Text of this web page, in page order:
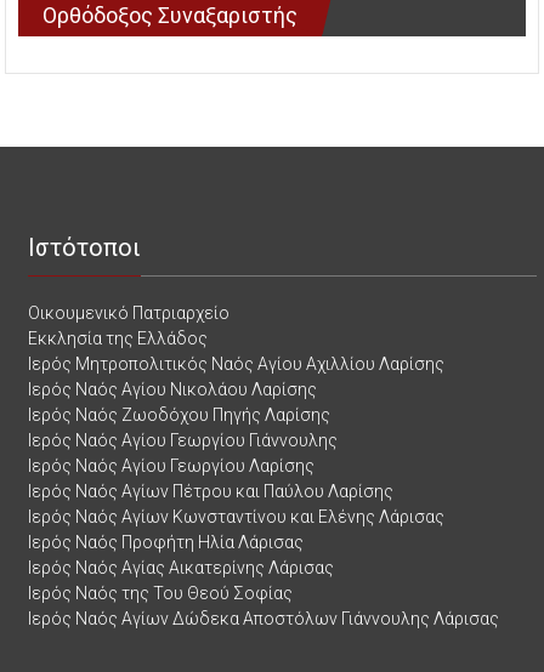
Ορθόδοξος Συναξαριστής
Ιστότοποι
Οικουμενικό Πατριαρχείο
Εκκλησία της Ελλάδος
Ιερός Μητροπολιτικός Ναός Αγίου Αχιλλίου Λαρίσης
Ιερός Ναός Αγίου Νικολάου Λαρίσης
Ιερός Ναός Ζωοδόχου Πηγής Λαρίσης
Ιερός Ναός Αγίου Γεωργίου Γιάννουλης
Ιερός Ναός Αγίου Γεωργίου Λαρίσης
Ιερός Ναός Αγίων Πέτρου και Παύλου Λαρίσης
Ιερός Ναός Αγίων Κωνσταντίνου και Ελένης Λάρισας
Ιερός Ναός Προφήτη Ηλία Λάρισας
Ιερός Ναός Αγίας Αικατερίνης Λάρισας
Ιερός Ναός της Του Θεού Σοφίας
Ιερός Ναός Αγίων Δώδεκα Αποστόλων Γιάννουλης Λάρισας